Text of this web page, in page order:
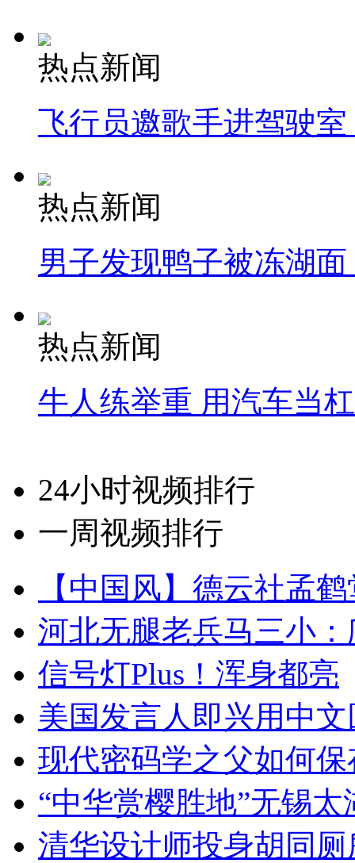
热点新闻
飞行员邀歌手进驾驶
热点新闻
男子发现鸭子被冻湖
热点新闻
牛人练举重 用汽车当
24小时视频排行
一周视频排行
【中国风】德云社孟
河北无腿老兵马三小
信号灯Plus！浑身都亮
美国发言人即兴用中
现代密码学之父如何
“中华赏樱胜地”无锡
清华设计师投身胡同